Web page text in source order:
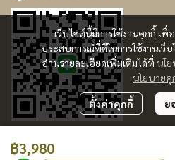
฿3,980
เว็บไซต์นี้มีการใช้งานคุกกี้ เ
ประสบการณ์ที่ดีในการใช้งานเว็
อ่านรายละเอียดเพิ่มเติมได้ที่ นโ
นโยบายคุ
ตั้งค่าคุกกี้ ย